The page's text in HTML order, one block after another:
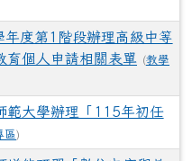
年度第1階段辦理高級中等
育個人申請相關表單
(教學
範大學辦理「115年初任
區)